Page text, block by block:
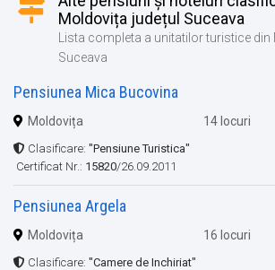
Moldovița județul Suceava
Lista completa a unitatilor turistice
Suceava
Pensiunea Mica Bucovina
Moldovița 14 locuri
Clasificare: "Pensiune Turistica"
Certificat Nr.: 15820/26.09.2011
Pensiunea Argela
Moldovița 16 locuri
Clasificare: "Camere de Inchiriat"